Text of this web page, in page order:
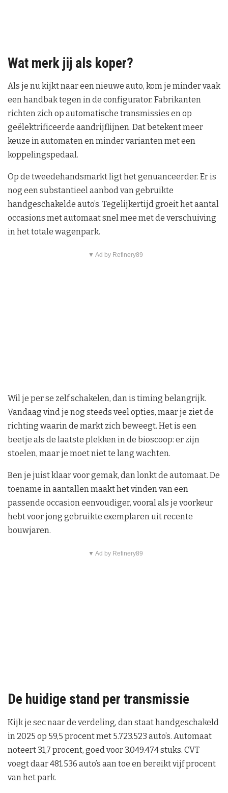
Wat merk jij als koper?
Als je nu kijkt naar een nieuwe auto, kom je minder vaak
een handbak tegen in de configurator. Fabrikanten
richten zich op automatische transmissies en op
geëlektrificeerde aandrijflijnen. Dat betekent meer
keuze in automaten en minder varianten met een
koppelingspedaal.
Op de tweedehandsmarkt ligt het genuanceerder. Er is
nog een substantieel aanbod van gebruikte
handgeschakelde auto’s. Tegelijkertijd groeit het aantal
occasions met automaat snel mee met de verschuiving
in het totale wagenpark.
▼ Ad by Refinery89
Wil je per se zelf schakelen, dan is timing belangrijk.
Vandaag vind je nog steeds veel opties, maar je ziet de
richting waarin de markt zich beweegt. Het is een
beetje als de laatste plekken in de bioscoop: er zijn
stoelen, maar je moet niet te lang wachten.
Ben je juist klaar voor gemak, dan lonkt de automaat. De
toename in aantallen maakt het vinden van een
passende occasion eenvoudiger, vooral als je voorkeur
hebt voor jong gebruikte exemplaren uit recente
bouwjaren.
▼ Ad by Refinery89
De huidige stand per transmissie
Kijk je sec naar de verdeling, dan staat handgeschakeld
in 2025 op 59,5 procent met 5.723.523 auto’s. Automaat
noteert 31,7 procent, goed voor 3.049.474 stuks. CVT
voegt daar 481.536 auto’s aan toe en bereikt vijf procent
van het park.